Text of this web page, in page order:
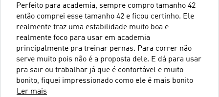
Perfeito para academia, sempre compro tamanho 42
então comprei esse tamanho 42 e ficou certinho. Ele
realmente traz uma estabilidade muito boa e
realmente foco para usar em academia
principalmente pra treinar pernas. Para correr não
serve muito pois não é a proposta dele. E dá para usar
pra sair ou trabalhar já que é confortável e muito
bonito, fiquei impressionado como ele é mais bonito
Ler mais